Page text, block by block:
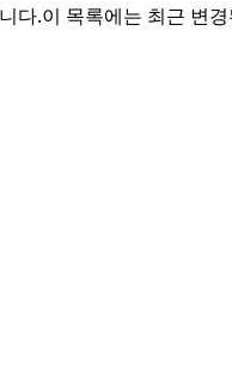
다.이 목록에는 최근 변